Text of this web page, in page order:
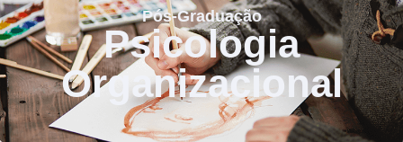
Pós-Graduação
Psicologia
Organizacional